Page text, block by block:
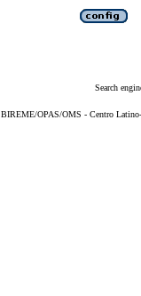
Search
BIREME/OPAS/OMS - Centro Latino-